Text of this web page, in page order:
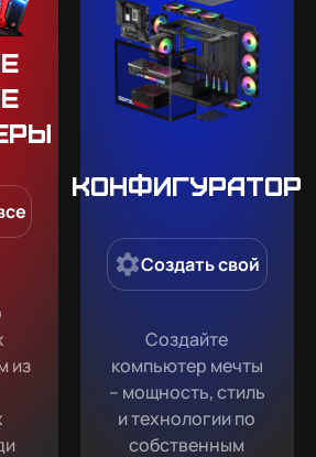
из
Конфигуратор
Создать свой
Создайте
компьютер мечты
– мощность, стиль
и технологии по
собственным